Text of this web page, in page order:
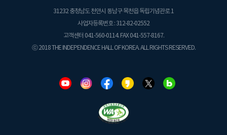
31232 충청남도 천안시 동남구 목천읍 독립기념관로 1
사업자등록번호 : 312-82-02552
고객센터 041-560-0114. FAX 041-557-8167.
ⓒ 2018 THE INDEPENDENCE HALL OF KOREA. ALL RIGHTS RESERVED.